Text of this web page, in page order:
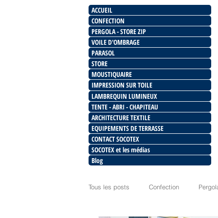
ACCUEIL
CONFECTION
PERGOLA - STORE ZIP
VOILE D'OMBRAGE
PARASOL
STORE
MOUSTIQUAIRE
IMPRESSION SUR TOILE
LAMBREQUIN LUMINEUX
TENTE - ABRI - CHAPITEAU
ARCHITECTURE TEXTILE
EQUIPEMENTS DE TERRASSE
CONTACT SOCOTEX
SOCOTEX et les médias
Blog
Tous les posts Confection